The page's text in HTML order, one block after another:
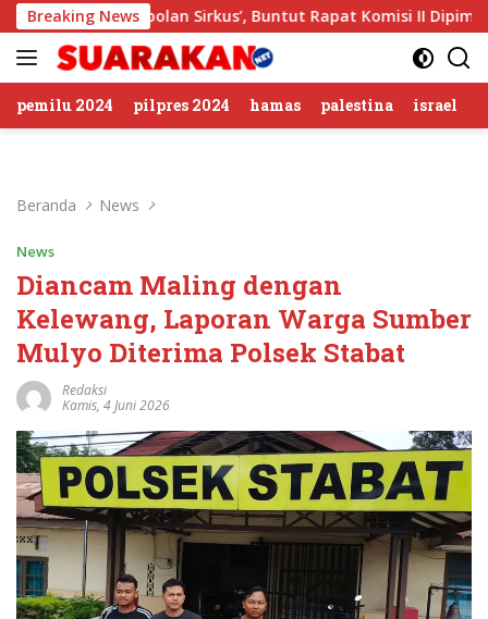
Langsung
ke
konten
Breaking News
‘Gerombolan Sirkus’, Buntut Rapat Komisi II Dipimpin Sufmi
pemilu 2024 pilpres 2024 hamas palestina israel
Beranda News
News
Diancam Maling dengan
Kelewang, Laporan Warga Sumber
Mulyo Diterima Polsek Stabat
Redaksi
Kamis, 4 Juni 2026